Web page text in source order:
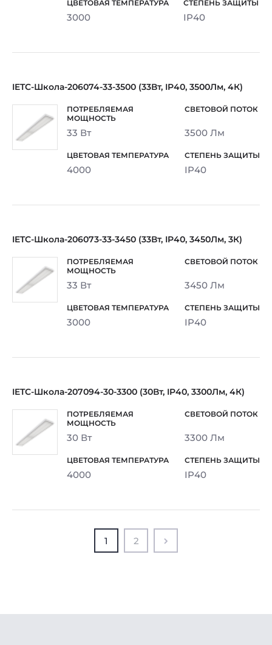
3000 IP40
IETC-Школа-206074-33-3500 (33Вт, IP40, 3500Лм, 4К)
33 Вт 3500 Лм
4000 IP40
IETC-Школа-206073-33-3450 (33Вт, IP40, 3450Лм, 3К)
33 Вт 3450 Лм
3000 IP40
IETC-Школа-207094-30-3300 (30Вт, IP40, 3300Лм, 4К)
30 Вт 3300 Лм
4000 IP40
1 2